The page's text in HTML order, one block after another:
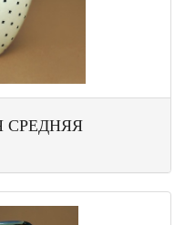
СРЕДНЯЯ